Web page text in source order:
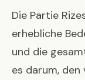
Die Partie
erhebliche
und die
es darum,